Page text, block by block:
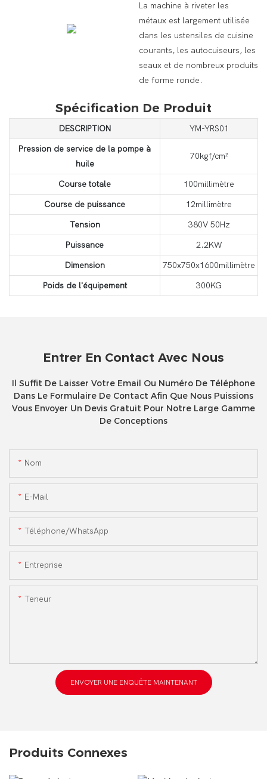
La machine à riveter les
métaux est largement utilisée
dans les ustensiles de cuisine
courants, les autocuiseurs, les
seaux et de nombreux produits
de forme ronde.
Spécification De Produit
DESCRIPTION
YM-YRS01
Pression de service de la pompe à
huile
70kgf/cm²
Course totale
100millimètre
Course de puissance
12millimètre
Tension
380V 50Hz
Puissance
2.2KW
Dimension
750x750x1600millimètre
Poids de l'équipement
300KG
Entrer En Contact Avec Nous
Il Suffit De Laisser Votre Email Ou Numéro De Téléphone
Dans Le Formulaire De Contact Afin Que Nous Puissions
Vous Envoyer Un Devis Gratuit Pour Notre Large Gamme
De Conceptions
Nom
E-Mail
Téléphone/WhatsApp
Entreprise
Teneur
ENVOYER UNE ENQUÊTE MAINTENANT
Produits Connexes